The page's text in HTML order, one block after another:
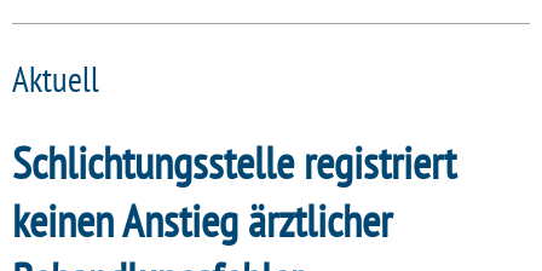
Aktuell
Schlichtungsstelle registriert
keinen Anstieg ärztlicher